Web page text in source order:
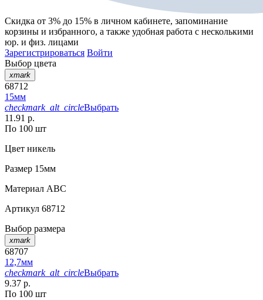
Скидка от 3% до 15% в личном кабинете, запоминание
корзины и избранного, а также удобная работа с несколькими
юр. и физ. лицами
Зарегистрироваться Войти
Выбор цвета
xmark
68712
15мм
checkmark_alt_circleВыбрать
11.91 р.
По 100 шт
Цвет никель
Размер 15мм
Материал АВС
Артикул 68712
Выбор размера
xmark
68707
12,7мм
checkmark_alt_circleВыбрать
9.37 р.
По 100 шт